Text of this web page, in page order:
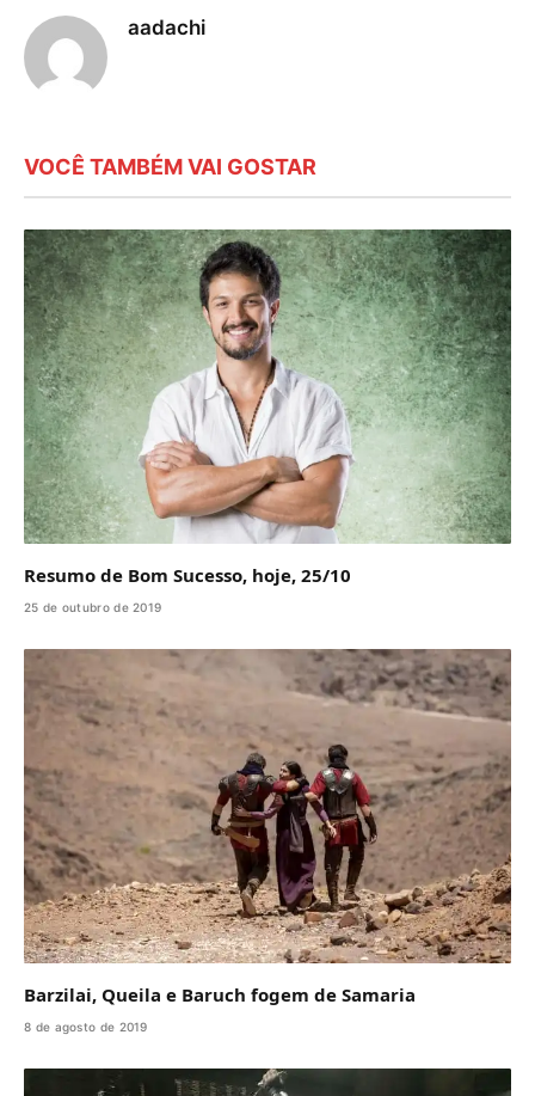
aadachi
VOCÊ TAMBÉM VAI GOSTAR
Resumo de Bom Sucesso, hoje, 25/10
25 de outubro de 2019
Barzilai, Queila e Baruch fogem de Samaria
8 de agosto de 2019